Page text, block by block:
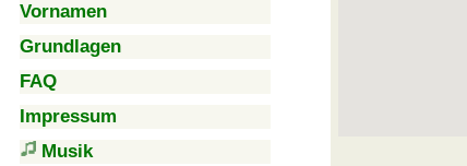
Vornamen
Grundlagen
FAQ
Impressum
Musik